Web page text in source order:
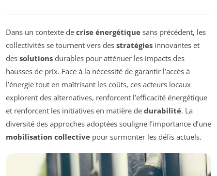
Dans un contexte de crise énergétique sans précédent, les
collectivités se tournent vers des stratégies innovantes et
des solutions durables pour atténuer les impacts des
hausses de prix. Face à la nécessité de garantir l’accès à
l’énergie tout en maîtrisant les coûts, ces acteurs locaux
explorent des alternatives, renforcent l’efficacité énergétique
et renforcent les initiatives en matière de durabilité. La
diversité des approches adoptées souligne l’importance d’une
mobilisation collective pour surmonter les défis actuels.